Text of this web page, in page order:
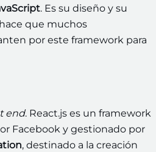
. Es su diseño y su
que muchos
por este framework para
end. React.js es un framework
Facebook y gestionado por
, destinado a la creación